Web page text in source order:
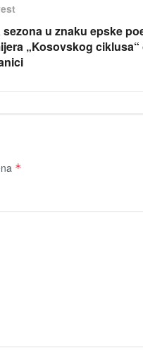
sezona u znaku epske
„Kosovskog
*